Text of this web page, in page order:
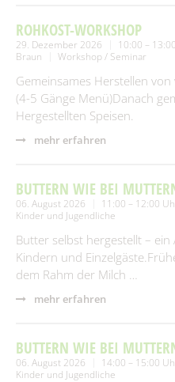
ROHKOST-WORKSHOP
29. Dezember 2026 10:00 –
Braun
Workshop / Seminar
Gemeinsames Herstellen
(4-5 Gänge Menü)Danach
Hergestellten Speisen.
mehr erfahren
BUTTERN WIE BEI
06. August 2026 11:00 – 12:00
Kinder und Jugendliche
Butter selbst hergestellt –
Kindern und
dem Rahm der Milch …
mehr erfahren
BUTTERN WIE BEI
06. August 2026 14:00 – 15:00
Kinder und Jugendliche